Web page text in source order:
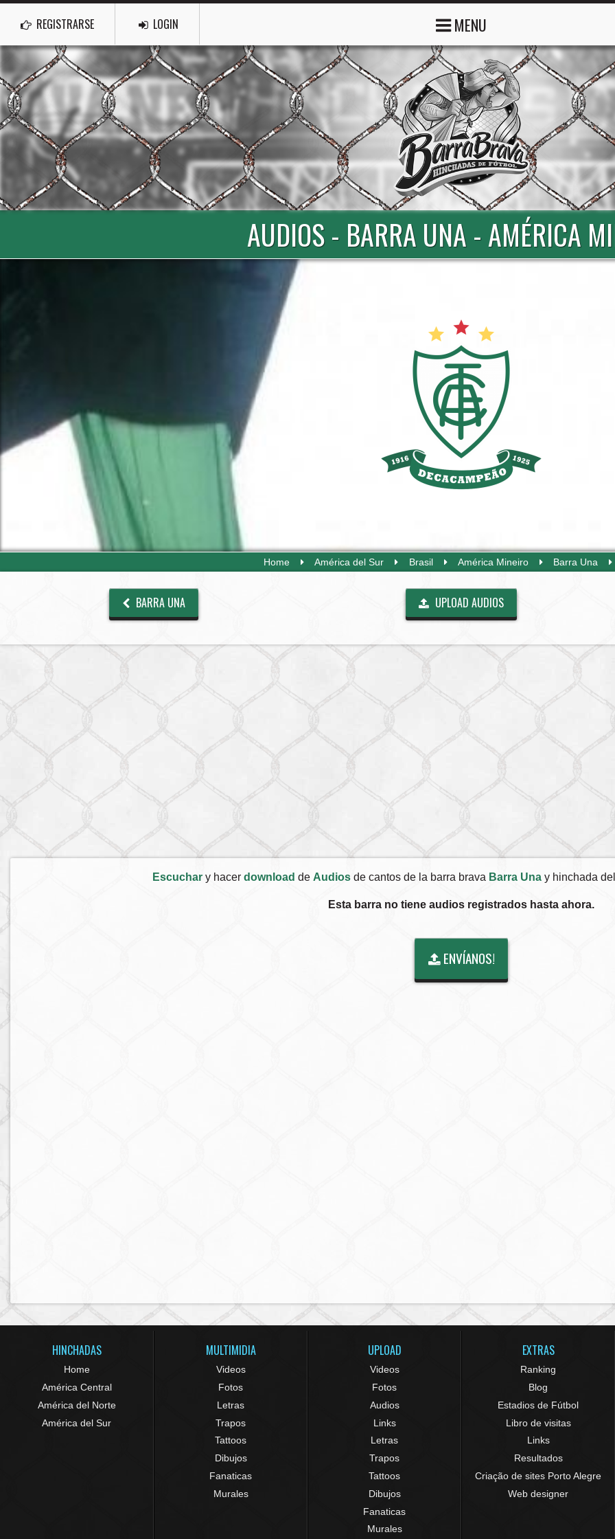
REGISTRARSE LOGIN MENU
AUDIOS - BARRA UNA - AMÉRICA
Home América del Sur Brasil América Mineiro Barra Una
BARRA UNA UPLOAD AUDIOS
Escuchary hacer download de Audiosde cantos de la barra brava Barra Unay hinchada
Esta barra no tiene audios registrados hasta ahora.
ENVÍANOS!
HINCHADAS
Home
América Central
América del Norte
América del Sur
MULTIMIDIA
Videos
Fotos
Letras
Trapos
Tattoos
Dibujos
Fanaticas
Murales
UPLOAD
Videos
Fotos
Audios
Links
Letras
Trapos
Tattoos
Dibujos
Fanaticas
Murales
EXTRAS
Ranking
Blog
Estadios de Fútbol
Libro de visitas
Links
Resultados
Criação de sites Porto Alegre
Web designer